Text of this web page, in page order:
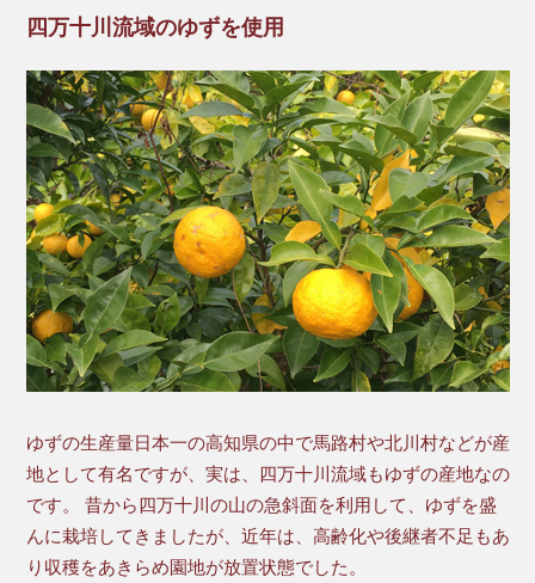
四万十川流域のゆずを使用
ゆずの生産量日本一の高知県の中で馬路村や北川村などが産
地として有名ですが、実は、四万十川流域もゆずの産地なの
です。 昔から四万十川の山の急斜面を利用して、ゆずを盛
んに栽培してきましたが、近年は、高齢化や後継者不足もあ
り収穫をあきらめ園地が放置状態でした。